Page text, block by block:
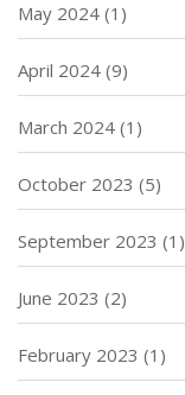
May 2024 (1)
April 2024 (9)
March 2024 (1)
October 2023 (5)
September 2023 (1)
June 2023 (2)
February 2023 (1)